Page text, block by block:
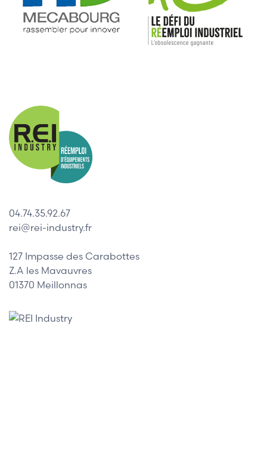
04.74.35.92.67
rei@rei-industry.fr
127 Impasse des Carabottes
Z.A les Mavauvres
01370 Meillonnas